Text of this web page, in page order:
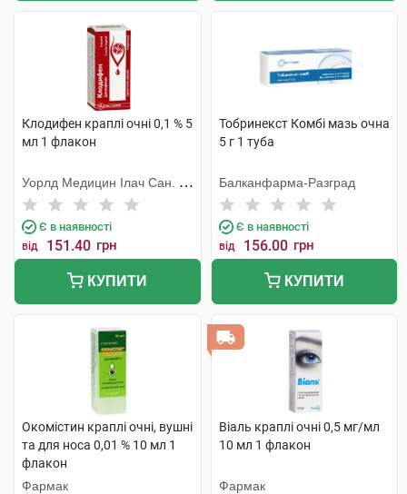
Клодифен краплі очні 0,1 % 5
мл 1 флакон
Уорлд Медицин Ілач Сан. Ве
Тідж
Є в наявності
від 151.40 грн
КУПИТИ
Тобринекст Комбі мазь очна
5 г 1 туба
Балканфарма-Разград
Є в наявності
від 156.00 грн
КУПИТИ
Окомістин краплі очні, вушні
та для носа 0,01 % 10 мл 1
флакон
Фармак
Віаль краплі очні 0,5 мг/мл
10 мл 1 флакон
Фармак